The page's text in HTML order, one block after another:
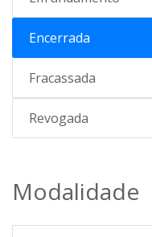
Encerrada
Fracassada
Revogada
Modalidade